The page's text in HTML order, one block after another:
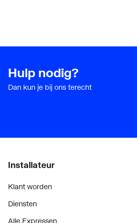
Hulp nodig?
Dan kun je bij ons terecht
Installateur
Klant worden
Diensten
Alle Expressen